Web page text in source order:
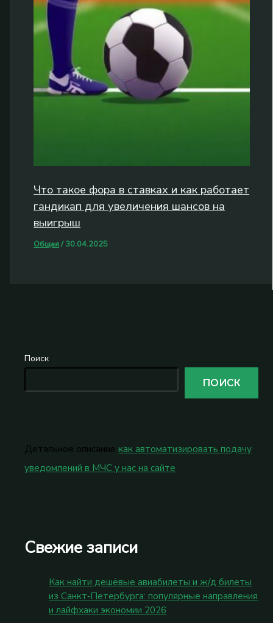
Поиск
ПОИСК
Детальное описаниекак автоматизировать подачу
уведомлений в МЧС у нас на сайте.
Свежие записи
Как найти дешёвые авиабилеты и ж/д билеты
из Санкт‑Петербурга: популярные направления
и лайфхаки экономии 2026
Что такое фора в ставках и как работает
гандикап для увеличения шансов на
выигрыш
Общая/ 30.04.2025